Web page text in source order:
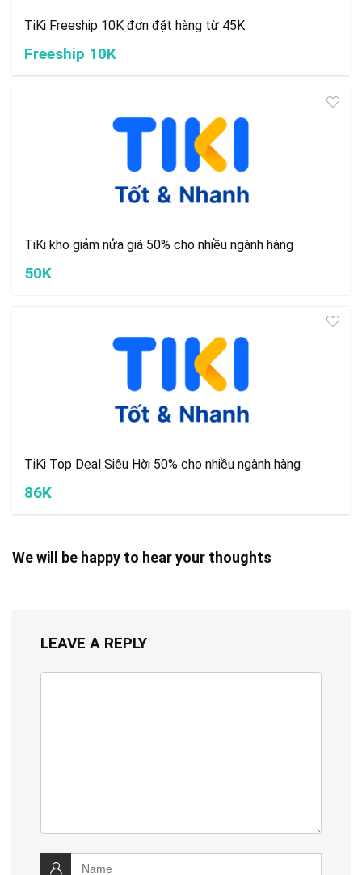
TiKi Freeship 10K đơn đặt hàng từ 45K
Freeship 10K
TiKi kho giảm nửa giá 50% cho nhiều ngành hàng
50K
TiKi Top Deal Siêu Hời 50% cho nhiều ngành hàng
86K
We will be happy to hear your thoughts
LEAVE A REPLY